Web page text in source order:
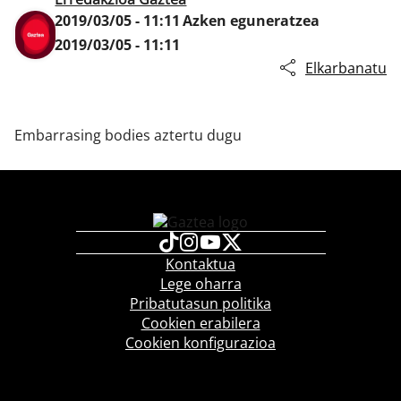
2019/03/05 - 11:11 Azken eguneratzea
2019/03/05 - 11:11
Elkarbanatu
Embarrasing bodies aztertu dugu
Kontaktua
Lege oharra
Pribatutasun politika
Cookien erabilera
Cookien konfigurazioa